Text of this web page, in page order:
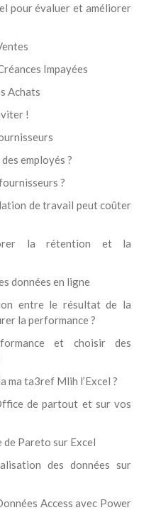
pour évaluer et améliorer
Impayées
Achats
!
employés ?
?
de travail peut coûter
la rétention et la
données en ligne
entre le résultat de la
la performance ?
et choisir des
ma ta3ref Mlih l’Excel ?
de partout et sur vos
de Pareto sur Excel
des données sur
Access avec Power